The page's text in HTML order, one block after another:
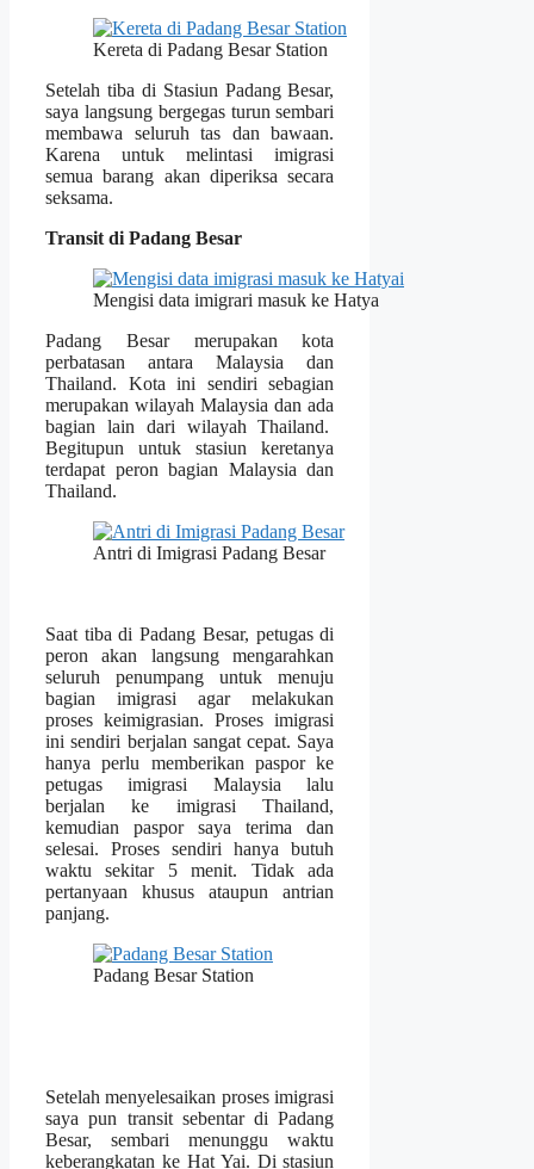
Kereta di Padang Besar Station
Setelah tiba di Stasiun Padang Besar,
saya langsung bergegas turun sembari
membawa seluruh tas dan bawaan.
Karena untuk melintasi imigrasi
semua barang akan diperiksa secara
seksama.
Transit di Padang Besar
Mengisi data imigrari masuk ke Hatya
Padang Besar merupakan kota
perbatasan antara Malaysia dan
Thailand. Kota ini sendiri sebagian
merupakan wilayah Malaysia dan ada
bagian lain dari wilayah Thailand.
Begitupun untuk stasiun keretanya
terdapat peron bagian Malaysia dan
Thailand.
Antri di Imigrasi Padang Besar
Saat tiba di Padang Besar, petugas di
peron akan langsung mengarahkan
seluruh penumpang untuk menuju
bagian imigrasi agar melakukan
proses keimigrasian. Proses imigrasi
ini sendiri berjalan sangat cepat. Saya
hanya perlu memberikan paspor ke
petugas imigrasi Malaysia lalu
berjalan ke imigrasi Thailand,
kemudian paspor saya terima dan
selesai. Proses sendiri hanya butuh
waktu sekitar 5 menit. Tidak ada
pertanyaan khusus ataupun antrian
panjang.
Padang Besar Station
Setelah menyelesaikan proses imigrasi
saya pun transit sebentar di Padang
Besar, sembari menunggu waktu
keberangkatan ke Hat Yai. Di stasiun